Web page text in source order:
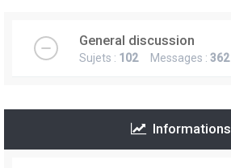
General discussion
Sujets : 102Messages : 362
Informations